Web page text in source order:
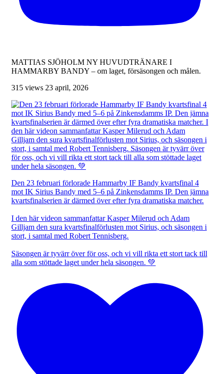
MATTIAS SJÖHOLM NY HUVUDTRÄNARE I
HAMMARBY BANDY – om laget, försäsongen och målen.
315 views 23 april, 2026
Den 23 februari förlorade Hammarby IF Bandy kvartsfinal 4
mot IK Sirius Bandy med 5–6 på Zinkensdamms IP. Den jämna
kvartsfinalserien är därmed över efter fyra dramatiska matcher.
I den här videon sammanfattar Kasper Milerud och Adam
Gilljam den sura kvartsfinalförlusten mot Sirius, och säsongen i
stort, i samtal med Robert Tennisberg.
Säsongen är tyvärr över för oss, och vi vill rikta ett stort tack till
alla som stöttade laget under hela säsongen. 💚